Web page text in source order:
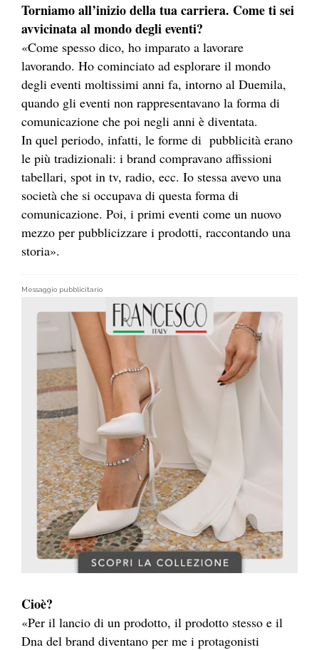
Torniamo all’inizio della tua carriera. Come ti sei
avvicinata al mondo degli eventi?
«Come spesso dico, ho imparato a lavorare
lavorando. Ho cominciato ad esplorare il mondo
degli eventi moltissimi anni fa, intorno al Duemila,
quando gli eventi non rappresentavano la forma di
comunicazione che poi negli anni è diventata.
In quel periodo, infatti, le forme di pubblicità erano
le più tradizionali: i brand compravano affissioni
tabellari, spot in tv, radio, ecc. Io stessa avevo una
società che si occupava di questa forma di
comunicazione. Poi, i primi eventi come un nuovo
mezzo per pubblicizzare i prodotti, raccontando una
storia».
Messaggio pubblicitario
Cioè?
«Per il lancio di un prodotto, il prodotto stesso e il
Dna del brand diventano per me i protagonisti